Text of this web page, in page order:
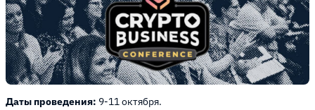
Даты проведения: 9-11 октября.